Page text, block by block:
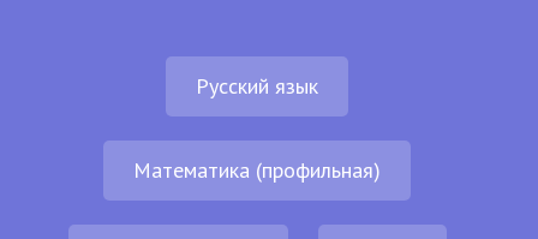
Русский язык
Математика (профильная)